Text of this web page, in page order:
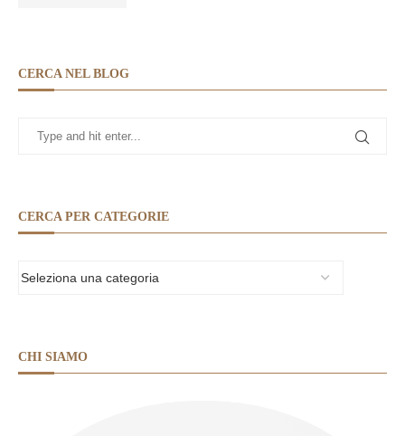
CERCA NEL BLOG
CERCA PER CATEGORIE
CHI SIAMO